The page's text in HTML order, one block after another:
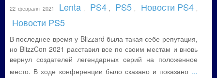
22 февраля 2021 Lenta PS4 PS5 Новости PS4
Новости PS5
В последнее время у Blizzard была такая себе репутация,
но BlizzCon 2021 расставил все по своим местам и вновь
вернул создателей легендарных серий на положенное
место. В ходе конференции было сказано и показано ...